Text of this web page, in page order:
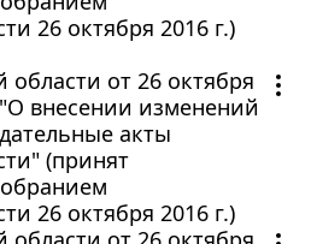
26 октября 2016 г.)
от 26 октября
внесении изменений
акты
(принят
26 октября 2016 г.)